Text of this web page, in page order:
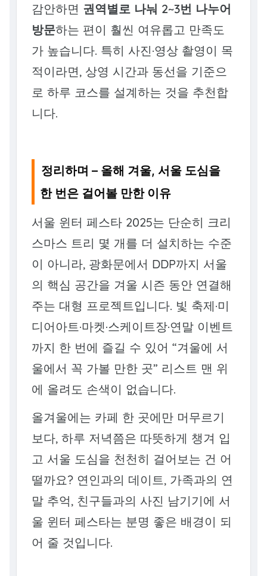
감안하면 권역별로 나눠 2~3번 나누어
방문하는 편이 훨씬 여유롭고 만족도
가 높습니다. 특히 사진·영상 촬영이 목
적이라면, 상영 시간과 동선을 기준으
로 하루 코스를 설계하는 것을 추천합
니다.
정리하며 – 올해 겨울, 서울 도심을
한 번은 걸어볼 만한 이유
서울 윈터 페스타 2025는 단순히 크리
스마스 트리 몇 개를 더 설치하는 수준
이 아니라, 광화문에서 DDP까지 서울
의 핵심 공간을 겨울 시즌 동안 연결해
주는 대형 프로젝트입니다. 빛 축제·미
디어아트·마켓·스케이트장·연말 이벤트
까지 한 번에 즐길 수 있어 “겨울에 서
울에서 꼭 가볼 만한 곳” 리스트 맨 위
에 올려도 손색이 없습니다.
올겨울에는 카페 한 곳에만 머무르기
보다, 하루 저녁쯤은 따뜻하게 챙겨 입
고 서울 도심을 천천히 걸어보는 건 어
떨까요? 연인과의 데이트, 가족과의 연
말 추억, 친구들과의 사진 남기기에 서
울 윈터 페스타는 분명 좋은 배경이 되
어 줄 것입니다.